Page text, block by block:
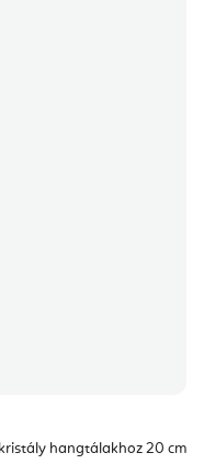
hangtálakhoz 20 cm